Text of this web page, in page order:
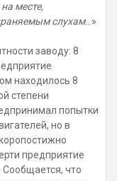
месте,
слухам...»
заводу: 8
находилось 8
степени
попытки
но в
предприятие
что